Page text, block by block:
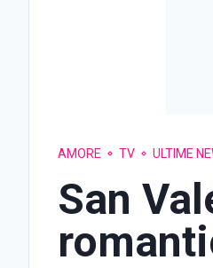
AMORE TV ULTIME
San